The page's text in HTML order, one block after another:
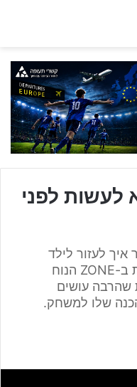
לעשות לפני
לעזור לילד
להיות רגוע יותר כדי שיוכל להיות ב-ZONE הנוח
שהרבה עושים
שלו למשחק.